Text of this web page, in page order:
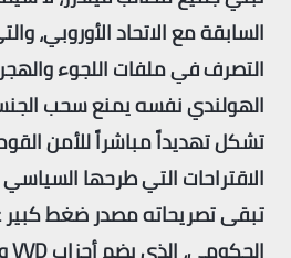
السابقة مع الاتحاد الأوروبي،
التصرف في ملفات اللجوء
الهولندي نفسه يمنع سحب
تشكل تهديداً مباشراً للأمن
الاقتراحات التي طرحها
تبقى تصريحاته مصدر ضغط كبير